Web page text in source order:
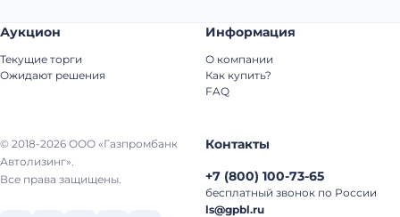
© 2018-2026 ООО «Газпромбанк
Автолизинг».
Все права защищены.
Аукцион
Текущие торги
Ожидают решения
Информация
О компании
Как купить?
FAQ
Контакты
+7 (800) 100-73-65
бесплатный звонок по России
ls@gpbl.ru